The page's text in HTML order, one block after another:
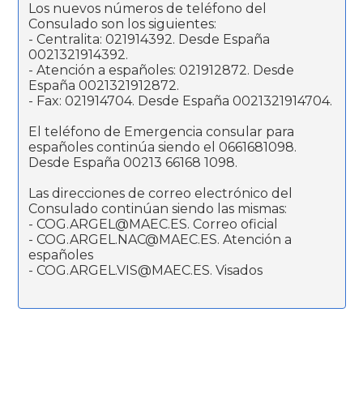
Los nuevos números de teléfono del
Consulado son los siguientes:
- Centralita: 021914392. Desde España
0021321914392.
- Atención a españoles: 021912872. Desde
España 0021321912872.
- Fax: 021914704. Desde España 0021321914704.
El teléfono de Emergencia consular para
españoles continúa siendo el 0661681098.
Desde España 00213 66168 1098.
Las direcciones de correo electrónico del
Consulado continúan siendo las mismas:
- COG.ARGEL@MAEC.ES. Correo oficial
- COG.ARGEL.NAC@MAEC.ES. Atención a
españoles
- COG.ARGEL.VIS@MAEC.ES. Visados